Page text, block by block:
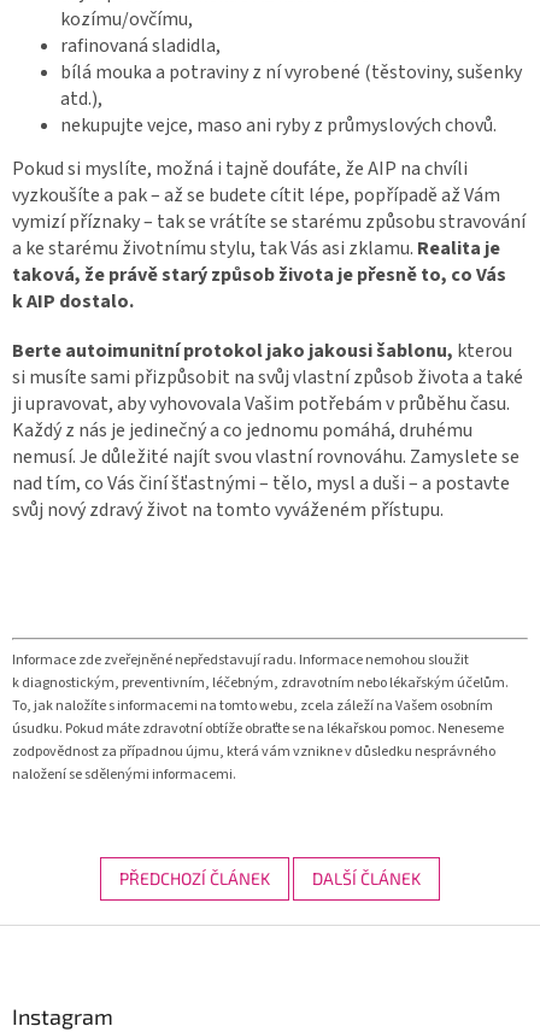
kozímu/ovčímu,
rafinovaná sladidla,
bílá mouka a potraviny z ní vyrobené (těstoviny, sušenky
atd.),
nekupujte vejce, maso ani ryby z průmyslových chovů.
Pokud si myslíte, možná i tajně doufáte, že AIP na chvíli
vyzkoušíte a pak – až se budete cítit lépe, popřípadě až Vám
vymizí příznaky – tak se vrátíte se starému způsobu stravování
a ke starému životnímu stylu, tak Vás asi zklamu. Realita je
taková, že právě starý způsob života je přesně to, co Vás
k AIP dostalo.
Berte autoimunitní protokol jako jakousi šablonu, kterou
si musíte sami přizpůsobit na svůj vlastní způsob života a také
ji upravovat, aby vyhovovala Vašim potřebám v průběhu času.
Každý z nás je jedinečný a co jednomu pomáhá, druhému
nemusí. Je důležité najít svou vlastní rovnováhu. Zamyslete se
nad tím, co Vás činí šťastnými – tělo, mysl a duši – a postavte
svůj nový zdravý život na tomto vyváženém přístupu.
Informace zde zveřejněné nepředstavují radu. Informace nemohou sloužit
k diagnostickým, preventivním, léčebným, zdravotním nebo lékařským účelům.
To, jak naložíte s informacemi na tomto webu, zcela záleží na Vašem osobním
úsudku. Pokud máte zdravotní obtíže obraťte se na lékařskou pomoc. Neneseme
zodpovědnost za případnou újmu, která vám vznikne v důsledku nesprávného
naložení se sdělenými informacemi.
PŘEDCHOZÍ ČLÁNEK DALŠÍ ČLÁNEK
Instagram